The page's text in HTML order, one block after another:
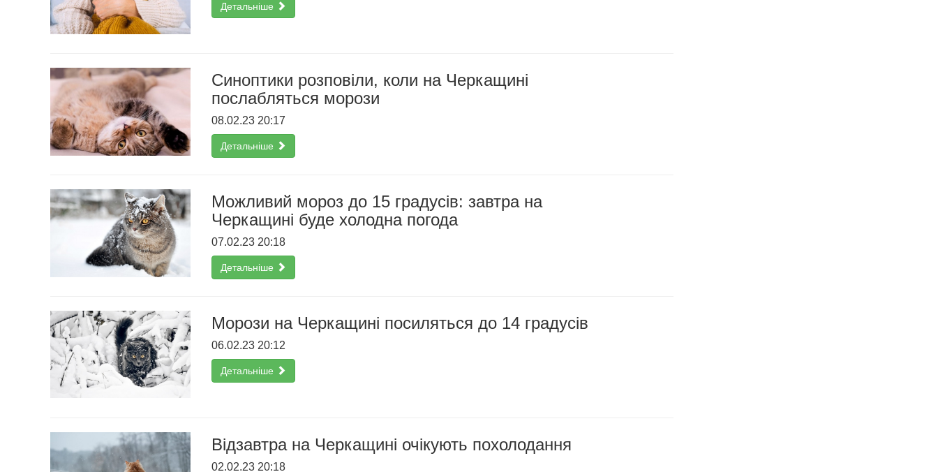
Детальніше
Синоптики розповіли, коли на Черкащині
послабляться морози
08.02.23 20:17
Детальніше
Можливий мороз до 15 градусів: завтра на
Черкащині буде холодна погода
07.02.23 20:18
Детальніше
Морози на Черкащині посиляться до 14 градусів
06.02.23 20:12
Детальніше
Відзавтра на Черкащині очікують похолодання
02.02.23 20:18